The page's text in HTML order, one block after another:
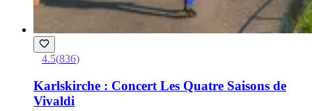
4.5(836)
Karlskirche : Concert Les Quatre Saisons de
Vivaldi